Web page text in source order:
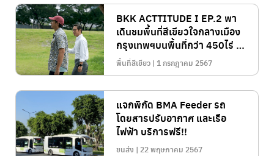
BKK ACTTITUDE I EP.2 พา
เดินชมพื้นที่สีเขียวใจกลางเมือง
กรุงเทพฯบนพื้นที่กว่า 450ไร่ ที่
“สวนเบญจกิติ”
พื้นที่สีเขียว | 1 กรกฎาคม 2567
แจกพิกัด BMA Feeder รถ
โดยสารปรับอากาศ และเรือ
ไฟฟ้า บริการฟรี!!
ขนส่ง | 22 พฤษภาคม 2567